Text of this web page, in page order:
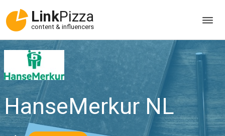
LinkPizza
content & influencers
HanseMerkur NL